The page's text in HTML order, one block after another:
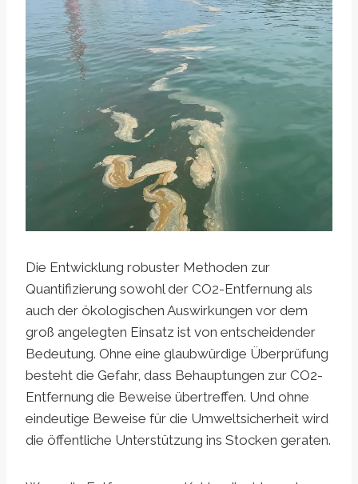
Die Entwicklung robuster Methoden zur
Quantifizierung sowohl der CO2-Entfernung als
auch der ökologischen Auswirkungen vor dem
groß angelegten Einsatz ist von entscheidender
Bedeutung. Ohne eine glaubwürdige Überprüfung
besteht die Gefahr, dass Behauptungen zur CO2-
Entfernung die Beweise übertreffen. Und ohne
eindeutige Beweise für die Umweltsicherheit wird
die öffentliche Unterstützung ins Stocken geraten.